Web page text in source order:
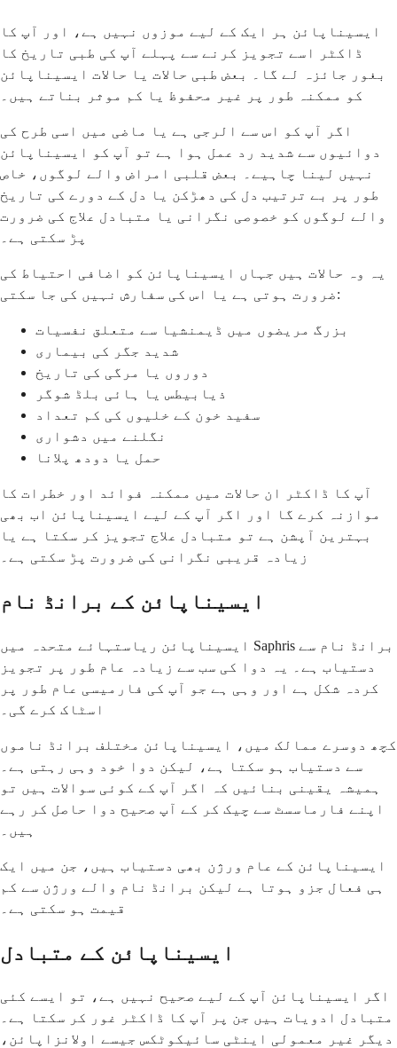
ایسیناپائن ہر ایک کے لیے موزوں نہیں ہے، اور آپ کا
ڈاکٹر اسے تجویز کرنے سے پہلے آپ کی طبی تاریخ کا
بغور جائزہ لے گا۔ بعض طبی حالات یا حالات ایسیناپائن
کو ممکنہ طور پر غیر محفوظ یا کم موثر بناتے ہیں۔
اگر آپ کو اس سے الرجی ہے یا ماضی میں اسی طرح کی
دوائیوں سے شدید رد عمل ہوا ہے تو آپ کو ایسیناپائن
نہیں لینا چاہیے۔ بعض قلبی امراض والے لوگوں، خاص
طور پر بے ترتیب دل کی دھڑکن یا دل کے دورے کی تاریخ
والے لوگوں کو خصوصی نگرانی یا متبادل علاج کی ضرورت
پڑ سکتی ہے۔
یہ وہ حالات ہیں جہاں ایسیناپائن کو اضافی احتیاط کی
ضرورت ہوتی ہے یا اس کی سفارش نہیں کی جا سکتی:
بزرگ مریضوں میں ڈیمنشیا سے متعلق نفسیات
شدید جگر کی بیماری
دوروں یا مرگی کی تاریخ
ذیابیطس یا ہائی بلڈ شوگر
سفید خون کے خلیوں کی کم تعداد
نگلنے میں دشواری
حمل یا دودھ پلانا
آپ کا ڈاکٹر ان حالات میں ممکنہ فوائد اور خطرات کا
موازنہ کرے گا اور اگر آپ کے لیے ایسیناپائن اب بھی
بہترین آپشن ہے تو متبادل علاج تجویز کر سکتا ہے یا
زیادہ قریبی نگرانی کی ضرورت پڑ سکتی ہے۔
ایسیناپائن کے برانڈ نام
ایسیناپائن ریاستہائے متحدہ میں Saphris برانڈ نام سے
دستیاب ہے۔ یہ دوا کی سب سے زیادہ عام طور پر تجویز
کردہ شکل ہے اور وہی ہے جو آپ کی فارمیسی عام طور پر
اسٹاک کرے گی۔
کچھ دوسرے ممالک میں، ایسیناپائن مختلف برانڈ ناموں
سے دستیاب ہو سکتا ہے، لیکن دوا خود وہی رہتی ہے۔
ہمیشہ یقینی بنائیں کہ اگر آپ کے کوئی سوالات ہیں تو
اپنے فارماسسٹ سے چیک کر کے آپ صحیح دوا حاصل کر رہے
ہیں۔
ایسیناپائن کے عام ورژن بھی دستیاب ہیں، جن میں ایک
ہی فعال جزو ہوتا ہے لیکن برانڈ نام والے ورژن سے کم
قیمت ہو سکتی ہے۔
ایسیناپائن کے متبادل
اگر ایسیناپائن آپ کے لیے صحیح نہیں ہے، تو ایسے کئی
متبادل ادویات ہیں جن پر آپ کا ڈاکٹر غور کر سکتا ہے۔
دیگر غیر معمولی اینٹی سائیکوٹکس جیسے اولانزاپائن،